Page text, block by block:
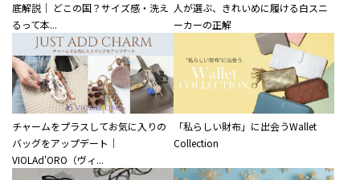
底解説｜ どこの国？サイズ感・洗え
るって本...
人が選ぶ、きれいめに履ける白スニ
ーカーの正解
チャームをプラスしてお気に入りの
バッグをアップデート｜
VIOLAd'ORO（ヴィ...
「私らしい財布」に出会うWallet
Collection